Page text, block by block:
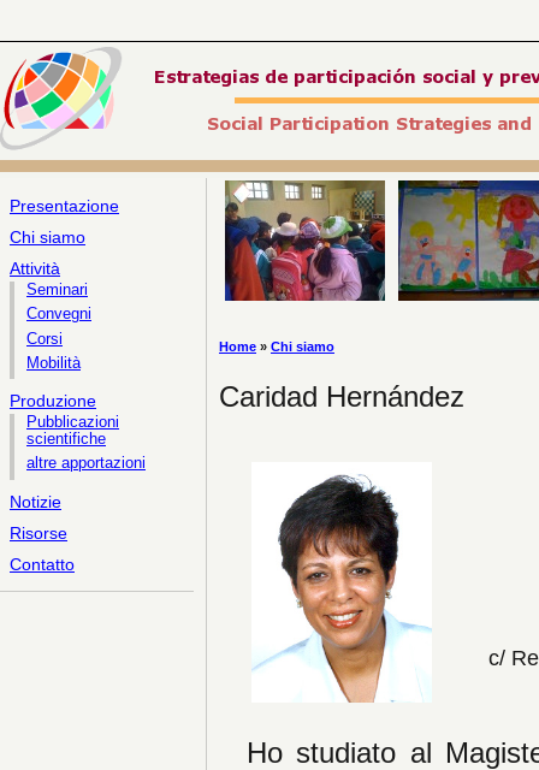
Presentazione
Chi siamo
Attività
Seminari
Convegni
Corsi
Mobilità
Produzione
Pubblicazioni
scientifiche
altre apportazioni
Notizie
Risorse
Contatto
Home » Chi siamo
Caridad Hernández
c/
Ho studiato al